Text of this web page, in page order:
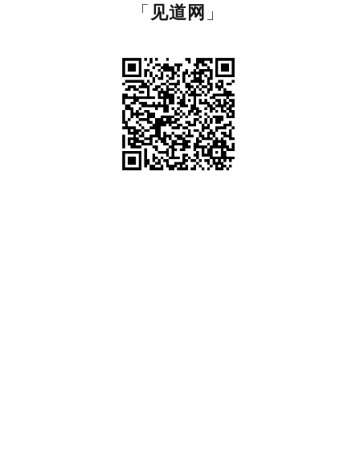
「 见道网 」